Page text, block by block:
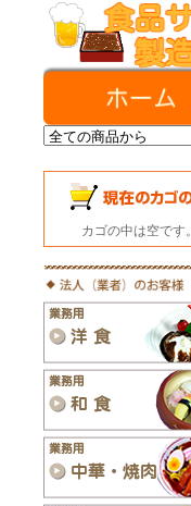
カゴの中は空です。